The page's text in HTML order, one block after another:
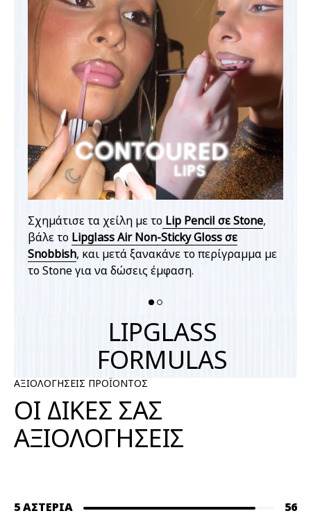
Σχημάτισε τα χείλη με το Lip Pencil σε Stone,
βάλε το Lipglass Air Non-Sticky Gloss σε
Snobbish, και μετά ξανακάνε το περίγραμμα με
το Stone για να δώσεις έμφαση.
LIPGLASS
FORMULAS
ΑΞΙΟΛΟΓΗΣΕΙΣ ΠΡΟΪΟΝΤΟΣ
ΟΙ ΔΙΚΕΣ ΣΑΣ
ΑΞΙΟΛΟΓΗΣΕΙΣ
5 ΑΣΤΈΡΙΑ
56